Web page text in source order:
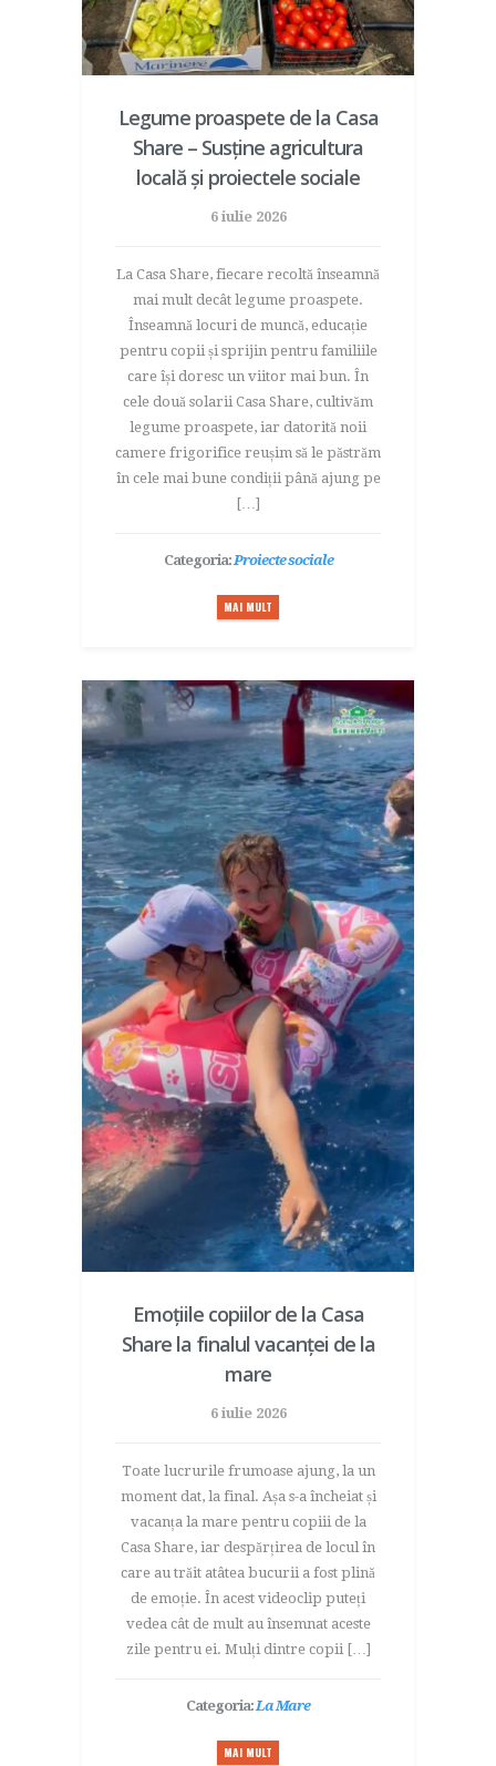
Legume proaspete de la Casa
Share – Susține agricultura
locală și proiectele sociale
6 iulie 2026
La Casa Share, fiecare recoltă înseamnă
mai mult decât legume proaspete.
Înseamnă locuri de muncă, educație
pentru copii și sprijin pentru familiile
care își doresc un viitor mai bun. În
cele două solarii Casa Share, cultivăm
legume proaspete, iar datorită noii
camere frigorifice reușim să le păstrăm
în cele mai bune condiții până ajung pe
[…]
Categoria:Proiecte sociale
MAI MULT
Emoțiile copiilor de la Casa
Share la finalul vacanței de la
mare
6 iulie 2026
Toate lucrurile frumoase ajung, la un
moment dat, la final. Așa s-a încheiat și
vacanța la mare pentru copiii de la
Casa Share, iar despărțirea de locul în
care au trăit atâtea bucurii a fost plină
de emoție. În acest videoclip puteți
vedea cât de mult au însemnat aceste
zile pentru ei. Mulți dintre copii […]
Categoria: La Mare
MAI MULT